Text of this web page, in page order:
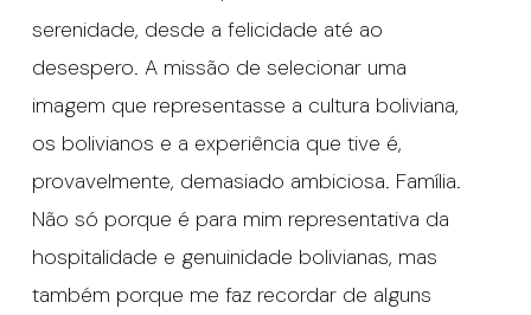
serenidade, desde a felicidade até ao
desespero. A missão de selecionar uma
imagem que representasse a cultura boliviana,
os bolivianos e a experiência que tive é,
provavelmente, demasiado ambiciosa. Família.
Não só porque é para mim representativa da
hospitalidade e genuinidade bolivianas, mas
também porque me faz recordar de alguns